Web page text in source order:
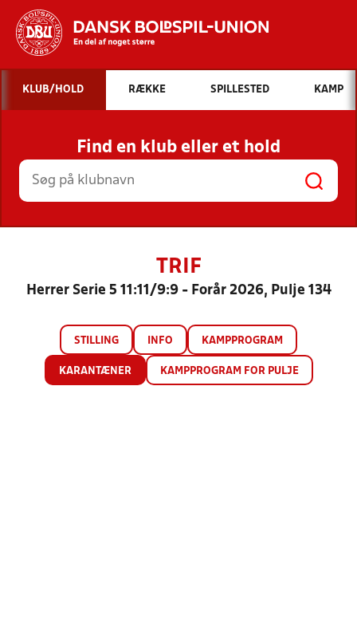
Hvad vil du søge efter?
INDHOLD OG NYHEDER
STILLINGER, RESULTATER, KLUBBER OG
HOLD
KLUB/HOLD RÆKKE SPILLESTED KAMP
Find en klub eller et hold
TRIF
Herrer Serie 5 11:11/9:9 - Forår 2026, Pulje 134
STILLING INFO KAMPPROGRAM
KARANTÆNER KAMPPROGRAM FOR PULJE